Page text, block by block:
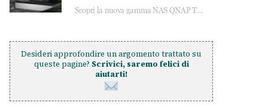
Scopri la nuova gamma NAS QNAP TS-h1465U-RP, TS-h1065eU e TS-h665U: storage aziendale con ZFS, DDR5, E1.S NVMe e connettività 2.5GbE per backup, virtualizzazione e cybersecurity.
Desideri approfondire un argomento trattato su
queste pagine? Scrivici, saremo felici di
aiutarti!